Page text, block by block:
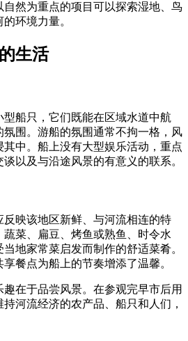
然为重点的项目可以探索湿地、鸟
环境力量。
生活
船只，它们既能在区域水道中航
围。游船的氛围通常不拘一格，风
中。船上没有大型娱乐活动，重点
以及与沿途风景的有意义的联系。
映该地区新鲜、与河流相连的特
菜、扁豆、烤鱼或熟鱼、时令水
地家常菜启发而制作的舒适菜肴。
餐点为船上的节奏增添了温馨。
在于品尝风景。在参观完早市后用
河流经济的农产品、船只和人们，